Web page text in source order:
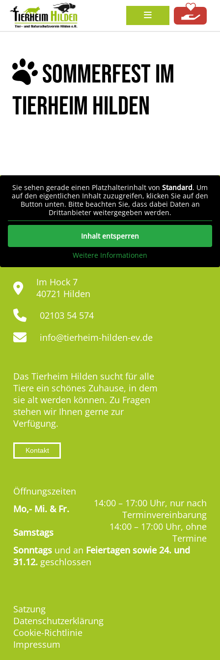
SOMMERFEST IM
TIERHEIM HILDEN
Sie sehen gerade einen Platzhalterinhalt von Standard. Um
auf den eigentlichen Inhalt zuzugreifen, klicken Sie auf den
Button unten. Bitte beachten Sie, dass dabei Daten an
Drittanbieter weitergegeben werden.
Inhalt entsperren
Weitere Informationen
Im Hock 7
40721 Hilden
02103 54 574
info@tierheim-hilden-ev.de
Das Tierheim Hilden sucht für alle
Tiere ein schönes Zuhause, in dem
sie alt werden können. Zu Fragen
stehen wir Ihnen gerne zur
Verfügung.
Kontakt
Öffnungszeiten
Mo,- Mi. & Fr.
14:00 – 17:00 Uhr, nur nach
Terminvereinbarung
Samstags
14:00 – 17:00 Uhr, ohne
Termine
Sonntags und an Feiertagen sowie 24. und
31.12. geschlossen
Satzung
Datenschutzerklärung
Cookie-Richtlinie
Impressum